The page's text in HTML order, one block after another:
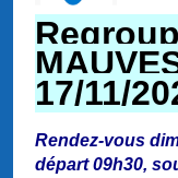
17/11/
Rendez-vous
départ 09h30,